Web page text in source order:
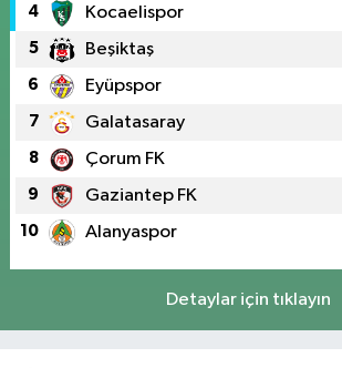
4 Kocaelispor
5 Beşiktaş
6 Eyüpspor
7 Galatasaray
8 Çorum FK
9 Gaziantep FK
10 Alanyaspor
Detaylar için tıklayın